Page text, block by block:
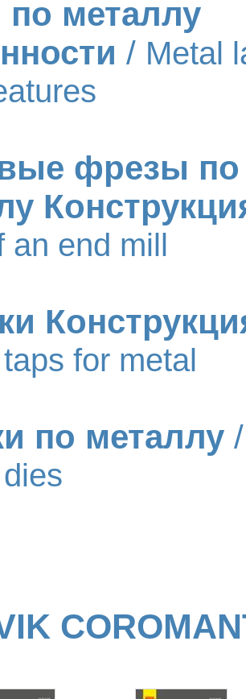
металлу
/ Metal
фрезы по
an end mill
for metal
по металлу /